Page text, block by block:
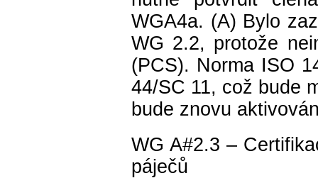
WGA4a. (A) Bylo
WG 2.2, protože
(PCS). Norma ISO
44/SC 11, což bude
bude znovu
WG A#2.3 –
páječů